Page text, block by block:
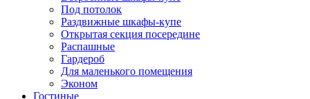
Под потолок
Раздвижные шкафы-купе
Открытая секция посередине
Распашные
Гардероб
Для маленького помещения
Эконом
Гостиные